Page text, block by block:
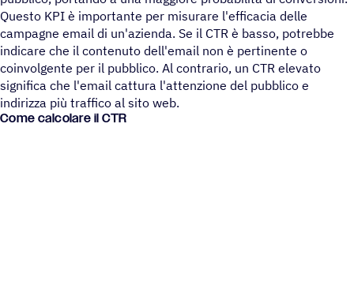
Questo KPI è importante per misurare l'efficacia delle
campagne email di un'azienda. Se il CTR è basso, potrebbe
indicare che il contenuto dell'email non è pertinente o
coinvolgente per il pubblico. Al contrario, un CTR elevato
significa che l'email cattura l'attenzione del pubblico e
indirizza più traffico al sito web.
Come calcolare il CTR